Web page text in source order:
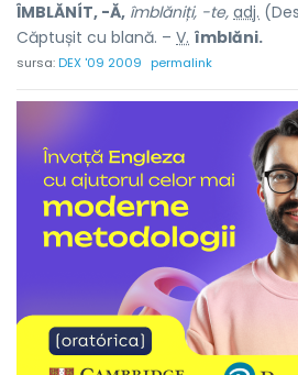
ÎMBLĂNÍT, -Ă, îmblăniți, -te, adj.
Căptușit cu blană. – V. îmblăni.
sursa:DEX '09 2009 permalink